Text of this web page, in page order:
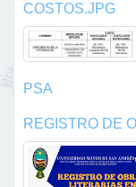
COSTOS.JPG
PSA
REGISTRO DE